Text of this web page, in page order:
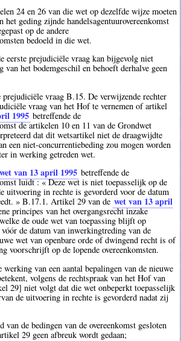
24 en 26 van die wet op dezelfde wijze moeten
het geding zijnde handelsagentuurovereenkomst
op de andere
bedoeld in die wet.
eerste prejudiciële vraag kan bijgevolg niet
het bodemgeschil en behoeft derhalve geen
prejudiciële vraag B.15. De verwijzende rechter
vraag van het Hof te vernemen of artikel
1995 betreffende de
de artikelen 10 en 11 van de Grondwet
dat dit wetsartikel niet de draagwijdte
een niet-concurrentiebeding zou mogen worden
in werking getreden wet.
wet van 13 april 1995 betreffende de
luidt : « Deze wet is niet toepasselijk op de
uitvoering in rechte is gevorderd voor de datum
» B.17.1. Artikel 29 van de wet van 13 april
principes van het overgangsrecht inzake
de oude wet van toepassing blijft op
vóór de datum van inwerkingtreding van de
wet van openbare orde of dwingend recht is of
voorschrijft op de lopende overeenkomsten.
van een aantal bepalingen van de nieuwe
volgens de rechtspraak van het Hof van
29] niet volgt dat die wet onbeperkt toepasselijk
de uitvoering in rechte is gevorderd nadat zij
de bedingen van de overeenkomst gesloten
29 geen afbreuk wordt gedaan;